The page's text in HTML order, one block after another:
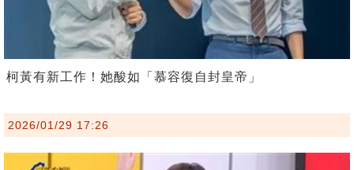
柯黃有新工作！她酸如「慕容復自封皇帝」
2026/01/29 17:26